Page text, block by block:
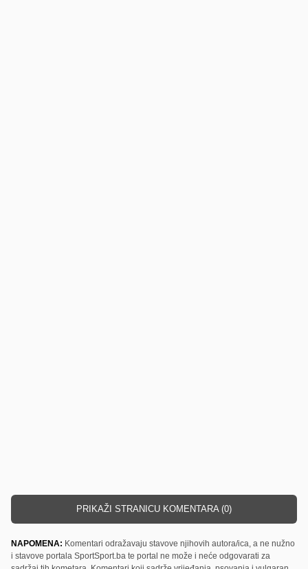
PRIKAŽI STRANICU KOMENTARA (0)
NAPOMENA: Komentari odražavaju stavove njihovih autora/ica, a ne nužno
i stavove portala SportSport.ba te portal ne može i neće odgovarati za